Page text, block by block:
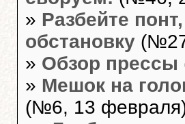
» Разбейте
обстановку
» Обзор прессы
» Мешок на
(№6, 13